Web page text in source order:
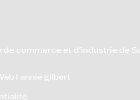
commerce et d'industrie de
I annie gilbert